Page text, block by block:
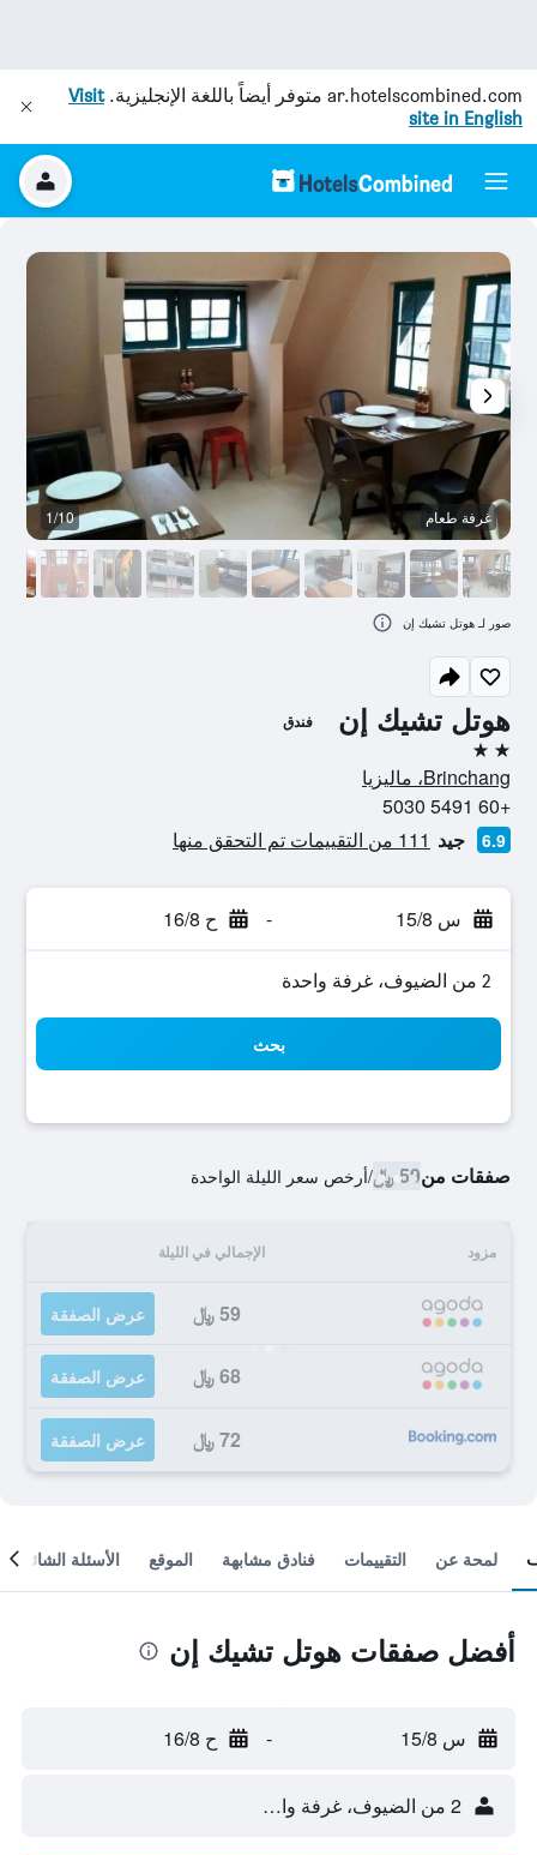
ar.hotelscombined.com متوفر أيضاً باللغة الإنجليزية.Visit
site in English
هوتل تشيك إن فندق
2 نجمتين
Brinchang، ماليزيا
+60 5491 5030
6.9 جيد 111 من التقييمات تم التحقق منها
س 15/8 - ح 16/8
2 من الضيوف، غرفة واحدة
بحث
صفقات من59 ﷼ /أرخص سعر الليلة الواحدة
مزود الإجمالي في الليلة
59 ﷼ عرض الصفقة
68 ﷼ عرض الصفقة
72 ﷼ عرض الصفقة
غرفة طعام 1/10
صور لـ هوتل تشيك إن
لمحة عن التقييمات فنادق مشابهة الموقع الأسئلة الشائعة
أفضل صفقات هوتل تشيك إن
س 15/8 - ح 16/8
2 من الضيوف، غرفة واحدة